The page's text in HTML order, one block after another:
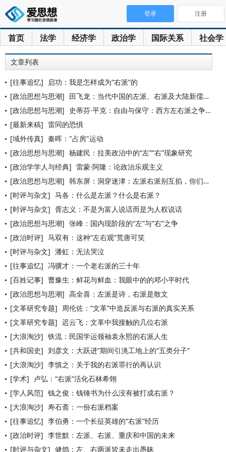
首页 法学 经济学 政治学 国际关系 社会学
登录 注册
文章列表
[往事追忆]
启功：我是怎样成为“右派”的
[政治思想与思潮] 田飞龙：当代中国的左派、右派及大陆新儒家出场
[政治思想与思潮]
史蒂芬·平克：自由与保守：西方左右派之争的信仰根源
[最新来稿] 雷同的恐惧
[域外传真] 秦晖："占房"运动
[政治思想与思潮] 杨建民：拉美政治中的“左”“右”现象研究
[政治学学人与经典] 雷蒙·阿隆：论政治乐观主义
[政治思想与思潮] 韩东屏：洞穿迷津：左派右派别互掐，你们本应是一家
[时评与杂文] 马各：什么是左派？什么是右派？
[时评与杂文] 胥志义：不是为富人说话而是为人权说话
[政治思想与思潮] 张峰：国内现阶段的“左”与“右”之争
[政治时评] 马双有：这种“左右观”荒唐可笑
[时评与杂文] 潘虹：无法哭泣
[往事追忆] 冯骥才：一个老右派的三十年
[百姓记事] 曹豫生：鲜花与鲜血：我眼中的的邓小平时代
[政治思想与思潮] 高全喜：左派是诗，右派是散文
[文革研究专题] 周伦佐：“文革”中造反派与右派的真实关系
[文革研究专题] 迟云飞：文革中我接触的几位右派
[大浪淘沙] 铁流：民国学运领袖袁永熙的右派人生
[共和国史] 刘彦文：大跃进”期间引洮工地上的“五类分子”
[大浪淘沙] 李慎之：关于我的右派罪行的再认识
[学术]
卢弘：“右派”活化石林希翎
[学人风范] 钱之俊：钱锺书为什么没有被打成右派？
[大浪淘沙] 寿石斋：一份右派档案
[往事追忆] 李伯勇：一个长征英雄的“右派”经历
[政治时评] 李世默：左派、右派、重庆和中国的未来
[时评与杂文] 健鸽：左、右两派皆未走出愚昧